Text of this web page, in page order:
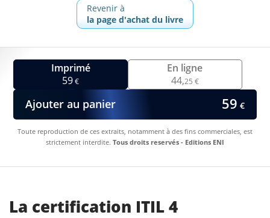
Revenir à
la page d'achat du livre
Imprimé
59€
En ligne
44,25 €
Ajouter au panier 59 €
Toute reproduction de ces extraits, notamment à des fins commerciales, est
strictement interdite. Tous droits reservés - Editions ENI
La certification ITIL 4